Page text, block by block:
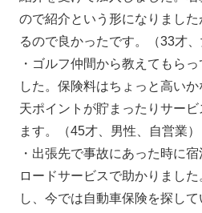
ので紹介という形になりました
るので良かったです。（33才、
・ゴルフ仲間から教えてもら
した。保険料はちょっと高い
天ポイントが貯まったりサー
ます。（45才、男性、自営業）
・出張先で事故にあった時に
ロードサービスで助かりまし
し、今では自動車保険を探し